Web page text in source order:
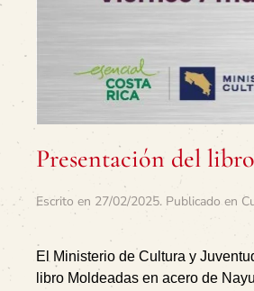
Presentación del
Escrito en 27/02/2025. Publicado en
El Ministerio de Cultura y
libro Moldeadas en acero de